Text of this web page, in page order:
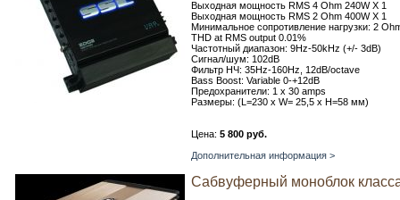
Выходная мощность RMS 4 Ohm 240W X 1
Выходная мощность RMS 2 Ohm 400W X 1
Минимальное сопротивление нагрузки: 2
THD at RMS output 0.01%
Частотный диапазон: 9Hz-50kHz (+/- 3dB)
Сигнал/шум: 102dB
Фильтр НЧ: 35Hz-160Hz, 12dB/octave
Bass Boost: Variable 0-+12dB
Предохранители: 1 x 30 amps
Размеры: (L=230 x W= 25,5 x H=58 мм)
Цена: 5 800 руб.
Дополнительная информация >
Сабвуферный моноблок